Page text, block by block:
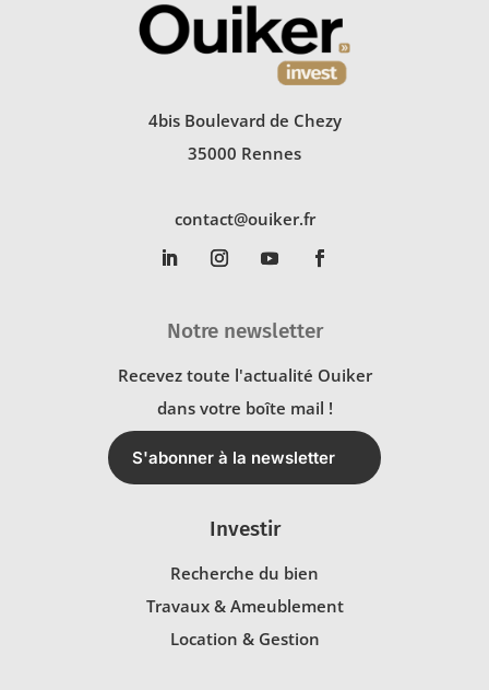
4bis Boulevard de Chezy
35000 Rennes
contact@ouiker.fr
Notre newsletter
Recevez toute l'actualité Ouiker
dans votre boîte mail !
S'abonner à la newsletter
Investir
Recherche du bien
Travaux & Ameublement
Location & Gestion